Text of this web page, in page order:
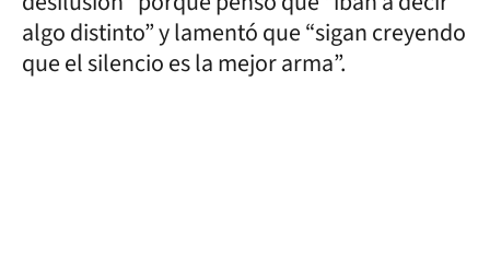
algo distinto” y lamentó que “sigan creyendo
que el silencio es la mejor arma”.